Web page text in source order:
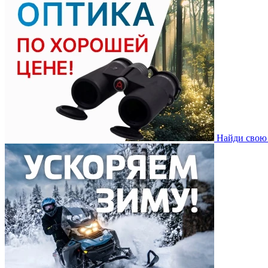
Найди свою